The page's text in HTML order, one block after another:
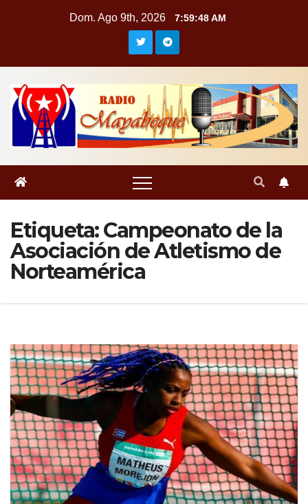
Dom. Ago 9th, 2026 7:59:49 AM
Etiqueta:Campeonato de la
Asociación de Atletismo de
Norteamérica